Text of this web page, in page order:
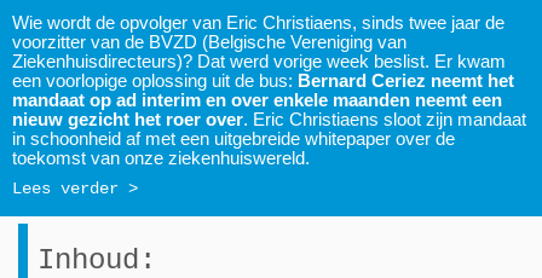
Wie wordt de opvolger van Eric Christiaens, sinds twee jaar de
voorzitter van de BVZD (Belgische Vereniging van
Ziekenhuisdirecteurs)? Dat werd vorige week beslist. Er kwam
een voorlopige oplossing uit de bus: Bernard Ceriez neemt het
mandaat op ad interim en over enkele maanden neemt een
nieuw gezicht het roer over. Eric Christiaens sloot zijn mandaat
in schoonheid af met een uitgebreide whitepaper over de
toekomst van onze ziekenhuiswereld.
Lees verder >
Inhoud: